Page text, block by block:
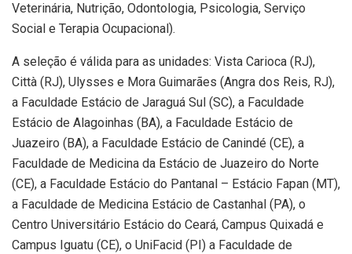
Veterinária, Nutrição, Odontologia, Psicologia, Serviço
Social e Terapia Ocupacional).
A seleção é válida para as unidades: Vista Carioca (RJ),
Città (RJ), Ulysses e Mora Guimarães (Angra dos Reis, RJ),
a Faculdade Estácio de Jaraguá Sul (SC), a Faculdade
Estácio de Alagoinhas (BA), a Faculdade Estácio de
Juazeiro (BA), a Faculdade Estácio de Canindé (CE), a
Faculdade de Medicina da Estácio de Juazeiro do Norte
(CE), a Faculdade Estácio do Pantanal – Estácio Fapan (MT),
a Faculdade de Medicina Estácio de Castanhal (PA), o
Centro Universitário Estácio do Ceará, Campus Quixadá e
Campus Iguatu (CE), o UniFacid (PI) a Faculdade de